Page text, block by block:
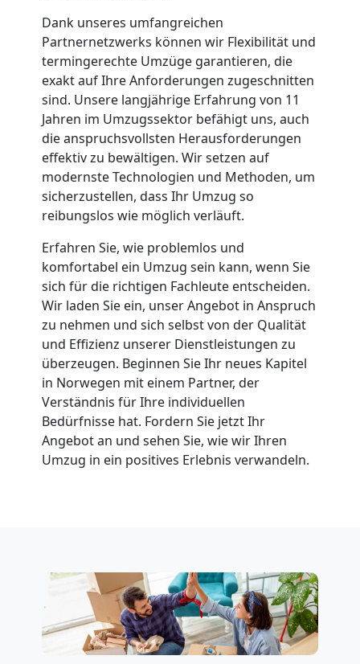
Dank unseres umfangreichen
Partnernetzwerks können wir Flexibilität und
termingerechte Umzüge garantieren, die
exakt auf Ihre Anforderungen zugeschnitten
sind. Unsere langjährige Erfahrung von 11
Jahren im Umzugssektor befähigt uns, auch
die anspruchsvollsten Herausforderungen
effektiv zu bewältigen. Wir setzen auf
modernste Technologien und Methoden, um
sicherzustellen, dass Ihr Umzug so
reibungslos wie möglich verläuft.
Erfahren Sie, wie problemlos und
komfortabel ein Umzug sein kann, wenn Sie
sich für die richtigen Fachleute entscheiden.
Wir laden Sie ein, unser Angebot in Anspruch
zu nehmen und sich selbst von der Qualität
und Effizienz unserer Dienstleistungen zu
überzeugen. Beginnen Sie Ihr neues Kapitel
in Norwegen mit einem Partner, der
Verständnis für Ihre individuellen
Bedürfnisse hat. Fordern Sie jetzt Ihr
Angebot an und sehen Sie, wie wir Ihren
Umzug in ein positives Erlebnis verwandeln.